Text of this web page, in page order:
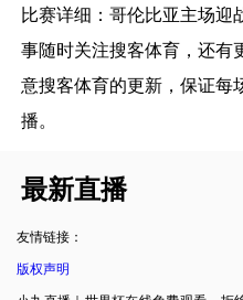
比赛详细：哥伦比亚主场迎
事随时关注搜客体育，还有
意搜客体育的更新，保证每
播。
最新直播
友情链接：
版权声明